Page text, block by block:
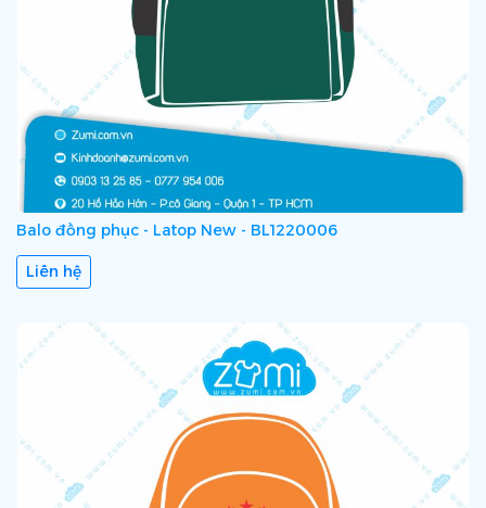
Balo đồng phục - Latop New - BL1220006
Liên hệ